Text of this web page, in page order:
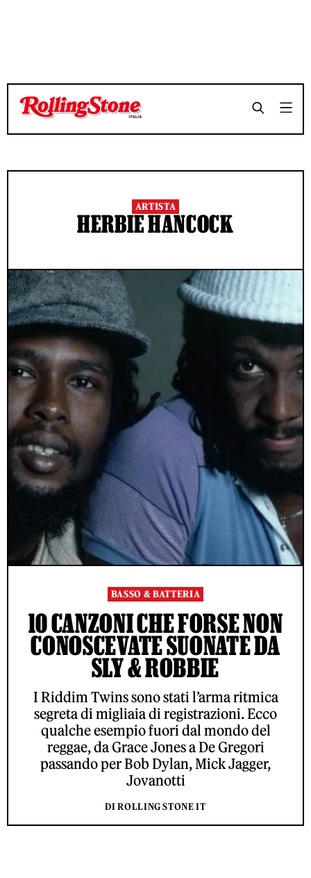
ARTISTA
HERBIE HANCOCK
BASSO & BATTERIA
10 CANZONI CHE FORSE NON
CONOSCEVATE SUONATE DA
SLY & ROBBIE
I Riddim Twins sono stati l’arma ritmica
segreta di migliaia di registrazioni. Ecco
qualche esempio fuori dal mondo del
reggae, da Grace Jones a De Gregori
passando per Bob Dylan, Mick Jagger,
Jovanotti
DI ROLLING STONE IT